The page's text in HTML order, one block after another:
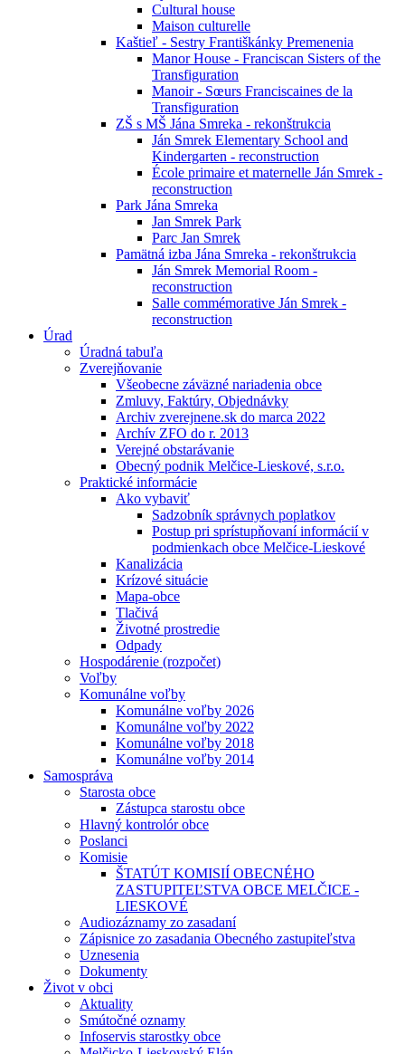
Cultural house
Maison culturelle
Kaštieľ - Sestry Františkánky Premenenia
Manor House - Franciscan Sisters of the
Transfiguration
Manoir - Sœurs Franciscaines de la
Transfiguration
ZŠ s MŠ Jána Smreka - rekonštrukcia
Ján Smrek Elementary School and
Kindergarten - reconstruction
École primaire et maternelle Ján Smrek -
reconstruction
Park Jána Smreka
Jan Smrek Park
Parc Jan Smrek
Pamätná izba Jána Smreka - rekonštrukcia
Ján Smrek Memorial Room -
reconstruction
Salle commémorative Ján Smrek -
reconstruction
Úrad
Úradná tabuľa
Zverejňovanie
Všeobecne záväzné nariadenia obce
Zmluvy, Faktúry, Objednávky
Archiv zverejnene.sk do marca 2022
Archív ZFO do r. 2013
Verejné obstarávanie
Obecný podnik Melčice-Lieskové, s.r.o.
Praktické informácie
Ako vybaviť
Sadzobník správnych poplatkov
Postup pri sprístupňovaní informácií v
podmienkach obce Melčice-Lieskové
Kanalizácia
Krízové situácie
Mapa-obce
Tlačivá
Životné prostredie
Odpady
Hospodárenie (rozpočet)
Voľby
Komunálne voľby
Komunálne voľby 2026
Komunálne voľby 2022
Komunálne voľby 2018
Komunálne voľby 2014
Samospráva
Starosta obce
Zástupca starostu obce
Hlavný kontrolór obce
Poslanci
Komisie
ŠTATÚT KOMISIÍ OBECNÉHO
ZASTUPITEĽSTVA OBCE MELČICE -
LIESKOVÉ
Audiozáznamy zo zasadaní
Zápisnice zo zasadania Obecného zastupiteľstva
Uznesenia
Dokumenty
Život v obci
Aktuality
Smútočné oznamy
Infoservis starostky obce